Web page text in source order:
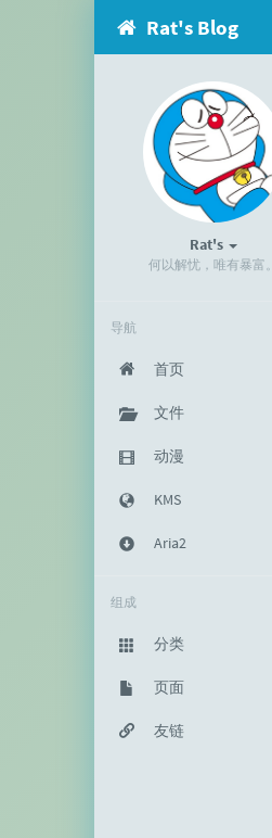
Rat's Blog
Rat's
何以解忧，唯有暴富。
导航
首页
文件
动漫
KMS
Aria2
组成
分类
主机教程
建站知识
页面
归档栏
友链